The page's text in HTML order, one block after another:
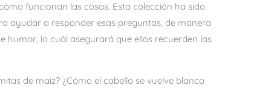
funcionan las cosas. Esta colección ha sido
ayudar a responder esas preguntas, de manera
humor, lo cuál asegurará que ellos recuerden las
de maíz? ¿Cómo el cabello se vuelve blanco